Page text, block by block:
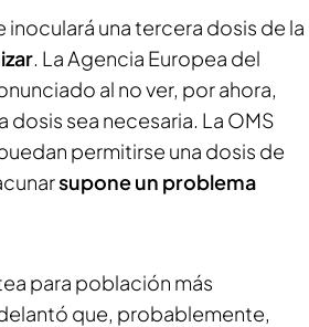
inoculará una tercera dosis de la
. La Agencia Europea del
al no ver, por ahora,
sea necesaria. La OMS
permitirse una dosis de
supone un problema
para población más
que, probablemente,